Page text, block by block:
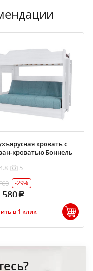
кровать с
кроватью Боннель
4.8
5
-29%
580
в 1 клик